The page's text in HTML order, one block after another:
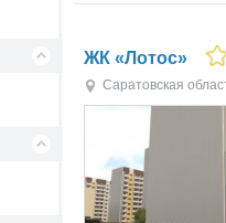
ЖК «Лотос»
Саратовская